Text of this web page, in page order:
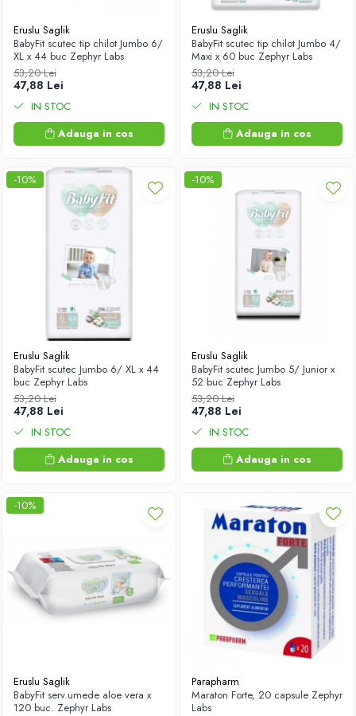
Altele-Suplimente alimentare
Eruslu Saglik
BabyFit scutec tip chilot Jumbo 6/
XL x 44 buc Zephyr Labs
53,20 Lei
47,88 Lei
IN STOC
Adauga in cos
Eruslu Saglik
BabyFit scutec tip chilot Jumbo 4/
Maxi x 60 buc Zephyr Labs
53,20 Lei
47,88 Lei
IN STOC
Adauga in cos
-10%
Eruslu Saglik
BabyFit scutec Jumbo 6/ XL x 44
buc Zephyr Labs
53,20 Lei
47,88 Lei
IN STOC
Adauga in cos
-10%
Eruslu Saglik
BabyFit scutec Jumbo 5/ Junior x
52 buc Zephyr Labs
53,20 Lei
47,88 Lei
IN STOC
Adauga in cos
-10%
Eruslu Saglik
BabyFit serv.umede aloe vera x
120 buc. Zephyr Labs
Parapharm
Maraton Forte, 20 capsule Zephyr
Labs